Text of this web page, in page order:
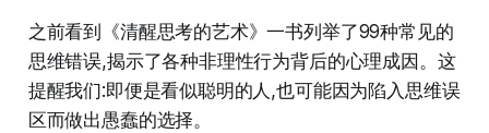
之前看到《清醒思考的艺术》一书列举了99种常见的
思维错误,揭示了各种非理性行为背后的心理成因。这
提醒我们:即便是看似聪明的人,也可能因为陷入思维误
区而做出愚蠢的选择。